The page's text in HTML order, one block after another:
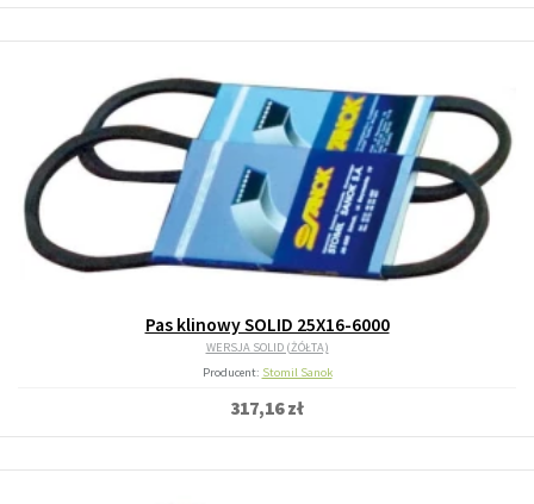
Pas klinowy SOLID 25X16-6000
WERSJA SOLID (ŻÓŁTA)
Producent: Stomil Sanok
317,16 zł